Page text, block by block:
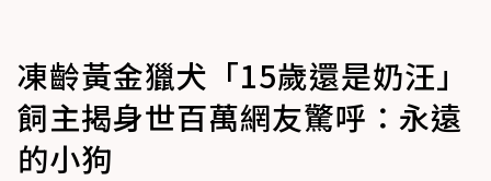
凍齡黃金獵犬「15歲還是奶汪」
飼主揭身世百萬網友驚呼：永遠
的小狗